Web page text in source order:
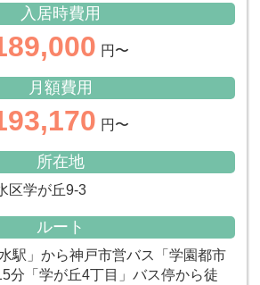
入居時費用
円〜
月額費用
円〜
所在地
区学が丘9-3
ルート
駅」から神戸市営バス「学園都市
分「学が丘4丁目」バス停から徒